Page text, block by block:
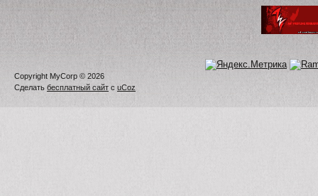
Copyright MyCorp © 2026
Сделать бесплатный сайт с uCoz